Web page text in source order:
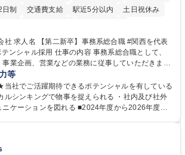
制 交通費支給 駅近5分以内
土日祝休み
迎
西を代表
内容 事務系総合職として、
業企画、営業などの業務に従事していただきま
】■所属事業部の勤労業務 ■海外に関係する各種業
業 【キャリアパス】入社後の配属
活躍頂いた後、本人の適性及び将来のキャリアを
ョンを行います。 【育成】OJTでの現場育成や研
テンシャル採用
等
社でご活躍期待できるポテンシャルを有している
ルシンキングで物事を捉えられる ・社内及び社外
を図れる ■2024年度から2026年度ま
ュリティの不安定化や気候変動による自然災害の
上に社会課題解決の重要性が高まっています。